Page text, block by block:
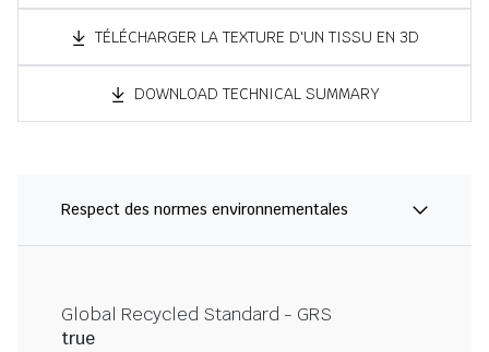
TÉLÉCHARGER LA TEXTURE D'UN TISSU EN 3D
DOWNLOAD TECHNICAL SUMMARY
Respect des normes environnementales
Global Recycled Standard - GRS
true